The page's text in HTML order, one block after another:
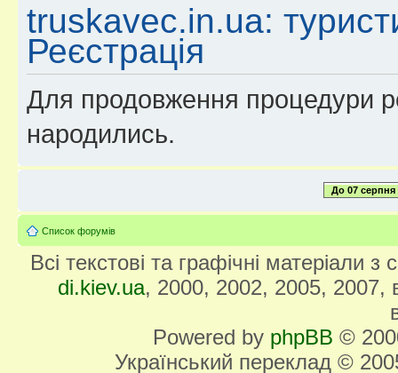
truskavec.in.ua:
Реєстрація
Для продовження процедури
народились.
До 07 серпня
Список форумів
Всі текстові та графічні матеріали
di.kiev.ua, 2000, 2002, 2005, 2007,
Powered by phpBB ©
Український переклад ©